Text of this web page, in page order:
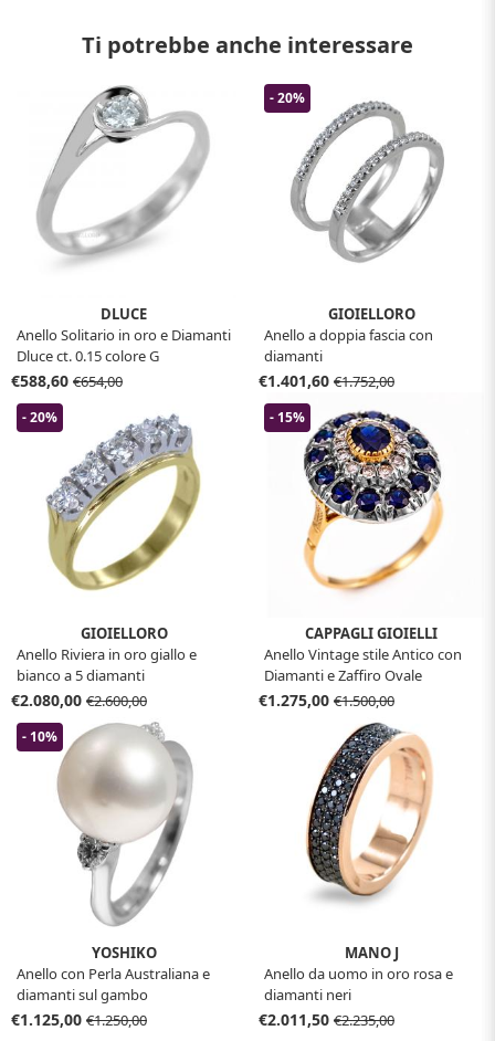
Ti potrebbe anche interessare
DLUCE
Anello Solitario in oro e Diamanti
Dluce ct. 0.15 colore G
COLLEZIONE CALLA
€588,60 €654,00
- 20%
GIOIELLORO
Anello a doppia fascia con
diamanti
€1.401,60 €1.752,00
- 20%
GIOIELLORO
Anello Riviera in oro giallo e
bianco a 5 diamanti
€2.080,00 €2.600,00
- 15%
CAPPAGLI GIOIELLI
Anello Vintage stile Antico con
Diamanti e Zaffiro Ovale
€1.275,00 €1.500,00
- 10%
YOSHIKO
Anello con Perla Australiana e
diamanti sul gambo
€1.125,00 €1.250,00
MANO J
Anello da uomo in oro rosa e
diamanti neri
€2.011,50 €2.235,00